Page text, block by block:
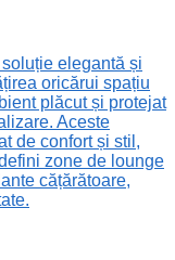
elegantă și
oricărui spațiu
plăcut și protejat
Aceste
de confort și stil,
zone de lounge
cățărătoare,